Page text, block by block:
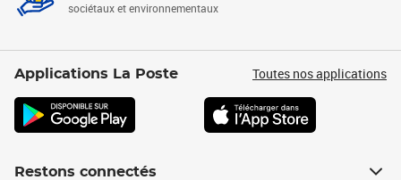
sociétaux et environnementaux
Applications La Poste Toutes nos applications
Restons connectés